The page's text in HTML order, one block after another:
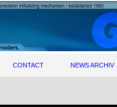
CONTACT NEWS ARCHIV